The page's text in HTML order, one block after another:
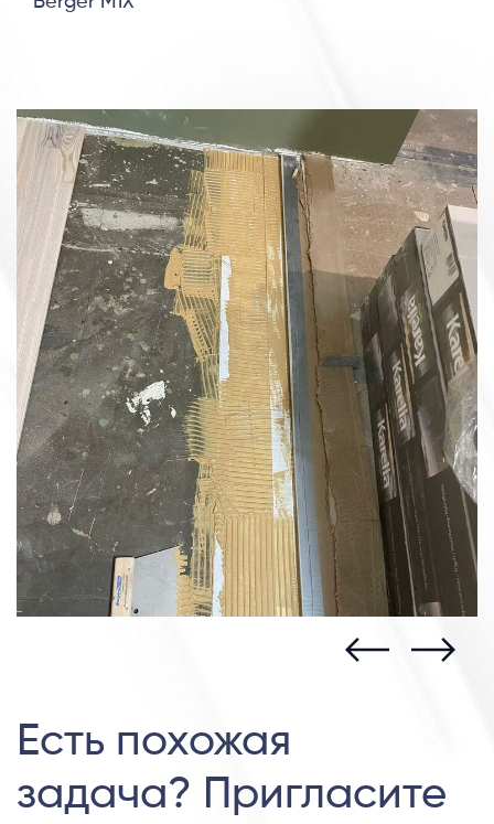
Есть похожая
задача? Пригласите